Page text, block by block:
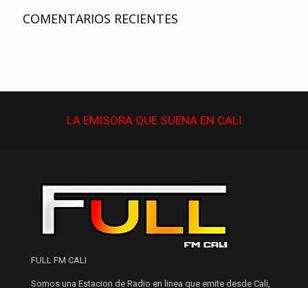
COMENTARIOS RECIENTES
LA EMISORA QUESUENAEN CALI
FULL FM CALI
Somos una Estacion de Radio en linea que emite desde Cali,